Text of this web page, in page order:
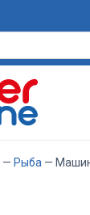
— Рыба —